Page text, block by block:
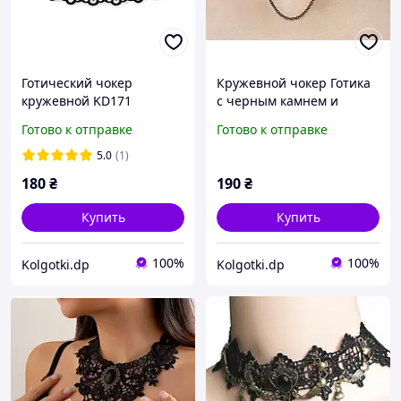
Готический чокер
кружевной KD171
кружево на застёжке 32-
39см Черный (171)
Готово к отправке
5.0 (1)
180₴
Купить
Kolgotki.dp 100%
Кружевной чокер Готика
с черным камнем и
ожерелье в винтажном
Готово к отправке
190₴
Купить
Kolgotki.dp 100%